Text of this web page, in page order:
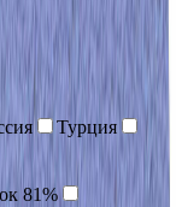
Турция
81%